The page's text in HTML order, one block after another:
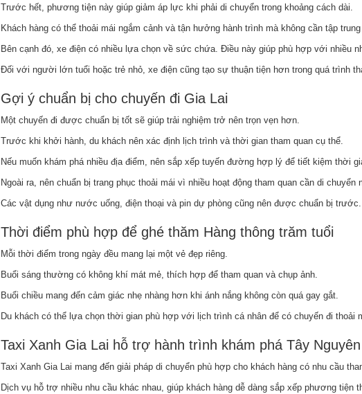
Trước hết, phương tiện này giúp giảm áp lực khi phải di chuyển trong khoảng cách dài.
Khách hàng có thể thoải mái ngắm cảnh và tận hưởng hành trình mà không cần tập
Bên cạnh đó, xe điện có nhiều lựa chọn về sức chứa. Điều này giúp phù hợp với nhiều
Đối với người lớn tuổi hoặc trẻ nhỏ, xe điện cũng tạo sự thuận tiện hơn trong quá trình
Gợi ý chuẩn bị cho chuyến đi Gia Lai
Một chuyến đi được chuẩn bị tốt sẽ giúp trải nghiệm trở nên trọn vẹn hơn.
Trước khi khởi hành, du khách nên xác định lịch trình và thời gian tham quan cụ thể.
Nếu muốn khám phá nhiều địa điểm, nên sắp xếp tuyến đường hợp lý để tiết kiệm thời
Ngoài ra, nên chuẩn bị trang phục thoải mái vì nhiều hoạt động tham quan cần di chuyển
Các vật dụng như nước uống, điện thoại và pin dự phòng cũng nên được chuẩn bị trước.
Thời điểm phù hợp để ghé thăm Hàng thông trăm tuổi
Mỗi thời điểm trong ngày đều mang lại một vẻ đẹp riêng.
Buổi sáng thường có không khí mát mẻ, thích hợp để tham quan và chụp ảnh.
Buổi chiều mang đến cảm giác nhẹ nhàng hơn khi ánh nắng không còn quá gay gắt.
Du khách có thể lựa chọn thời gian phù hợp với lịch trình cá nhân để có chuyến đi thoải
Taxi Xanh Gia Lai hỗ trợ hành trình khám phá Tây Nguyên
Taxi Xanh Gia Lai mang đến giải pháp di chuyển phù hợp cho khách hàng có nhu cầu
Dịch vụ hỗ trợ nhiều nhu cầu khác nhau, giúp khách hàng dễ dàng sắp xếp phương tiện